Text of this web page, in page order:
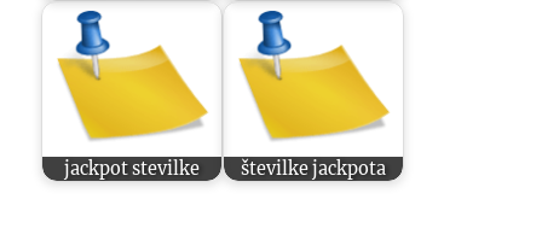
jackpot stevilke številke jackpota